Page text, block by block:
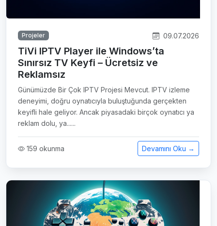
Projeler 09.07.2026
TiVi IPTV Player ile Windows’ta
Sınırsız TV Keyfi – Ücretsiz ve
Reklamsız
Günümüzde Bir Çok IPTV Projesi Mevcut. IPTV izleme
deneyimi, doğru oynatıcıyla buluştuğunda gerçekten
keyifli hale geliyor. Ancak piyasadaki birçok oynatıcı ya
reklam dolu, ya......
159 okunma Devamını Oku →